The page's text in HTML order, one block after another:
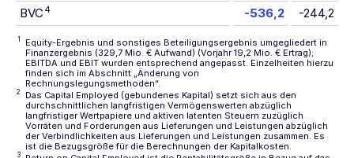
BVC 4 -536,2 -244,2
1
Equity-Ergebnis und sonstiges Beteiligungsergebnis umgegliedert in
Finanzergebnis (329,7 Mio. € Aufwand) (Vorjahr 19,2 Mio. € Ertrag);
EBITDA und EBIT wurden entsprechend angepasst. Einzelheiten hierzu
finden sich im Abschnitt „Änderung von
Rechnungslegungsmethoden“.
2
Das Capital Employed (gebundenes Kapital) setzt sich aus den
durchschnittlichen langfristigen Vermögenswerten abzüglich
langfristiger Wertpapiere und aktiven latenten Steuern zuzüglich
Vorräten und Forderungen aus Lieferungen und Leistungen abzüglich
der Verbindlichkeiten aus Lieferungen und Leistungen zusammen. Es
ist die Bezugsgröße für die Berechnungen der Kapitalkosten.
3